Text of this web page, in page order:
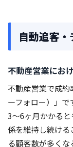
自動追客
不動産営業にお
不動産営業で成
ーフォロー）」
3〜6ヶ月かかる
係を維持し続け
る顧客数が多く